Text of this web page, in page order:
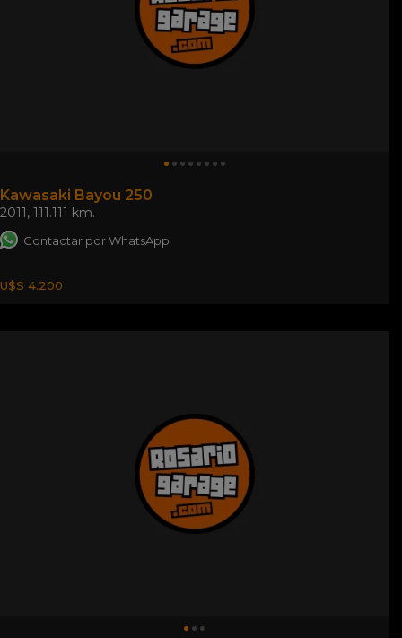
Kawasaki Bayou 250
2011, 111.111 km.
Contactar por WhatsApp
U$S 4.200